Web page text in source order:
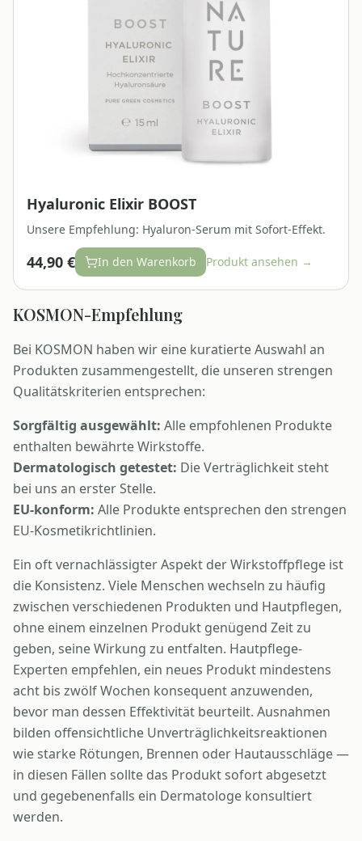
Hyaluronic Elixir BOOST
Unsere Empfehlung: Hyaluron-Serum mit Sofort-Effekt.
44,90 € In den Warenkorb Produkt ansehen →
KOSMON-Empfehlung
Bei KOSMON haben wir eine kuratierte Auswahl an
Produkten zusammengestellt, die unseren strengen
Qualitätskriterien entsprechen:
Sorgfältig ausgewählt: Alle empfohlenen Produkte
enthalten bewährte Wirkstoffe.
Dermatologisch getestet: Die Verträglichkeit steht
bei uns an erster Stelle.
EU-konform: Alle Produkte entsprechen den strengen
EU-Kosmetikrichtlinien.
Ein oft vernachlässigter Aspekt der Wirkstoffpflege ist
die Konsistenz. Viele Menschen wechseln zu häufig
zwischen verschiedenen Produkten und Hautpflegen,
ohne einem einzelnen Produkt genügend Zeit zu
geben, seine Wirkung zu entfalten. Hautpflege-
Experten empfehlen, ein neues Produkt mindestens
acht bis zwölf Wochen konsequent anzuwenden,
bevor man dessen Effektivität beurteilt. Ausnahmen
bilden offensichtliche Unverträglichkeitsreaktionen
wie starke Rötungen, Brennen oder Hautausschläge —
in diesen Fällen sollte das Produkt sofort abgesetzt
und gegebenenfalls ein Dermatologe konsultiert
werden.